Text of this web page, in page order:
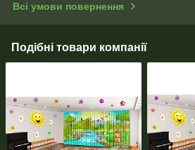
Всі умови повернення
Подібні товари компанії